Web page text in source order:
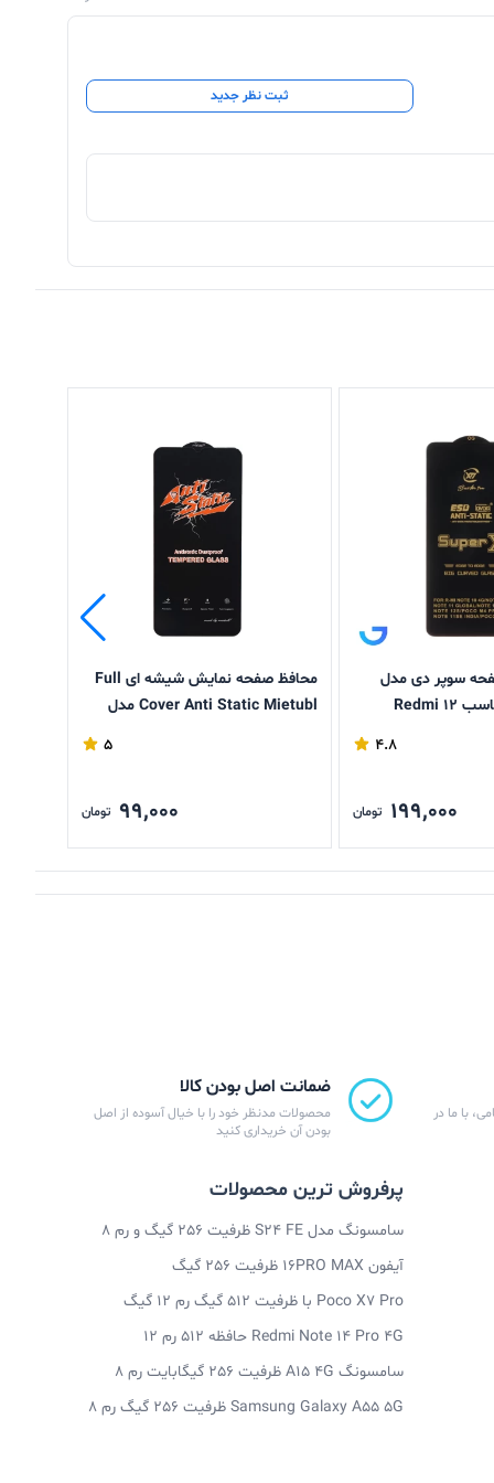
ثبت نظر جدید
سوپر دی مدل
Anti Static مناسب Redmi 12
4.8
199,000 تومان
محافظ صفحه نمایش شیشه ای Full
Cover Anti Static Mietubl مدل
5
99,000 تومان
با ما در
ضمانت اصل بودن کالا
محصولات مدنظر خود را با خیال آسوده از اصل
بودن آن خریداری کنید
پرفروش ترین محصولات
سامسونگ مدل S24 FE ظرفیت 256 گیگ و رم 8
آیفون 16PRO MAX ظرفیت 256 گیگ
Poco X7 Pro با ظرفیت 512 گیگ رم 12 گیگ
Redmi Note 14 Pro 4G حافظه 512 رم 12
سامسونگ A15 4G ظرفیت 256 گیگابایت رم 8
Samsung Galaxy A55 5G ظرفیت 256 گیگ رم 8